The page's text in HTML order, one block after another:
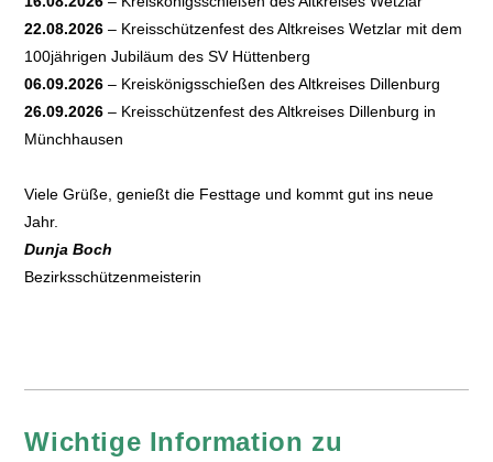
22.08.2026 – Kreisschützenfest des Altkreises Wetzlar mit dem
100jährigen Jubiläum des SV Hüttenberg
06.09.2026 – Kreiskönigsschießen des Altkreises Dillenburg
26.09.2026 – Kreisschützenfest des Altkreises Dillenburg in
Münchhausen
Viele Grüße, genießt die Festtage und kommt gut ins neue
Jahr.
Dunja Boch
Bezirksschützenmeisterin
Wichtige Information zu